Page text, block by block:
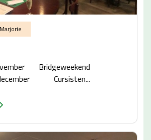
Bridgeweekend
december Cursisten...